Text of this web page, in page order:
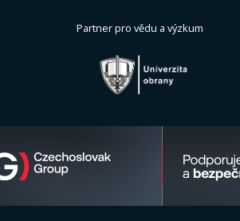
Partner pro vědu a výzkum